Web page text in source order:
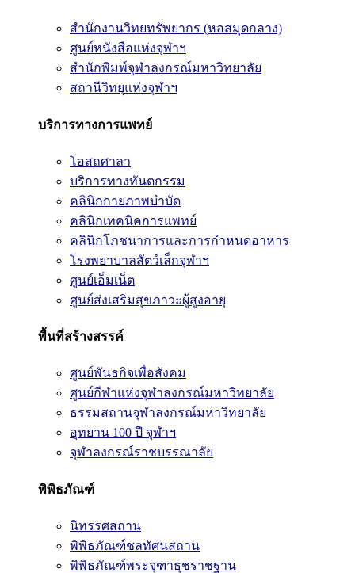
สำนักงานวิทยทรัพยากร (หอสมุดกลาง)
ศูนย์หนังสือแห่งจุฬาฯ
สำนักพิมพ์จุฬาลงกรณ์มหาวิทยาลัย
สถานีวิทยุแห่งจุฬาฯ
บริการทางการแพทย์
โอสถศาลา
บริการทางทันตกรรม
คลินิกกายภาพบำบัด
คลินิกเทคนิคการแพทย์
คลินิกโภชนาการและการกำหนดอาหาร
โรงพยาบาลสัตว์เล็กจุฬาฯ
ศูนย์เอ็มเน็ต
ศูนย์ส่งเสริมสุขภาวะผู้สูงอายุ
พื้นที่สร้างสรรค์
ศูนย์พันธกิจเพื่อสังคม
ศูนย์กีฬาแห่งจุฬาลงกรณ์มหาวิทยาลัย
ธรรมสถานจุฬาลงกรณ์มหาวิทยาลัย
อุทยาน 100 ปี จุฬาฯ
จุฬาลงกรณ์ราชบรรณาลัย
พิพิธภัณฑ์
นิทรรศสถาน
พิพิธภัณฑ์ชลทัศนสถาน
พิพิธภัณฑ์พระจุฑาธุชราชฐาน